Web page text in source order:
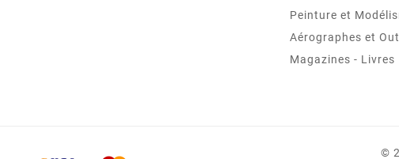
Peinture et
Aérographes et
Magazines - Livres
©